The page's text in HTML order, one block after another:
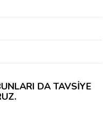
DA TAVSIYE